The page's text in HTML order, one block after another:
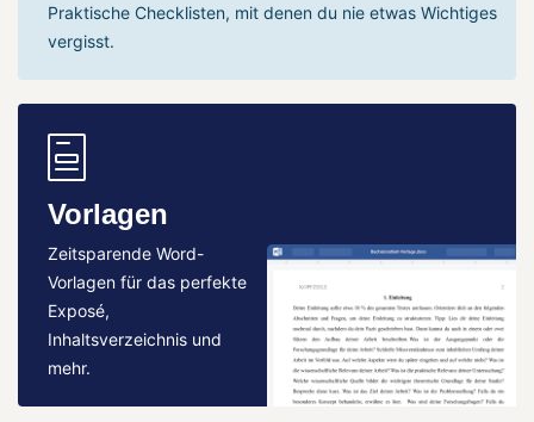
Praktische Checklisten, mit denen du nie etwas Wichtiges
vergisst.
Vorlagen
Zeitsparende Word-
Vorlagen für das perfekte
Exposé,
Inhaltsverzeichnis und
mehr.